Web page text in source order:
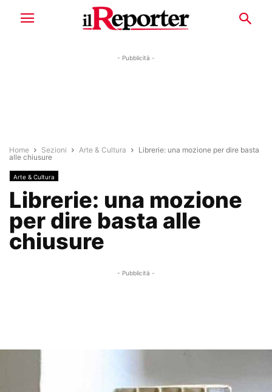
- Pubblicità -
Home Sezioni Arte & Cultura
Librerie: una mozione per dire basta
alle chiusure
Arte & Cultura
Librerie: una mozione
per dire basta alle
chiusure
- Pubblicità -